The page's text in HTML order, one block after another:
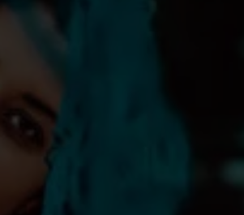
om tyverier fra blandt andet en
Havn